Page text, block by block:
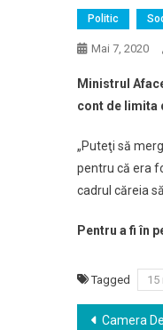
Politic
Mai 7, 2020
Ministrul
cont de limita
„Puteţi să
pentru că era
cadrul căreia
Pentru a fi în
Tagged 15
Camera Deputaţilor a respins